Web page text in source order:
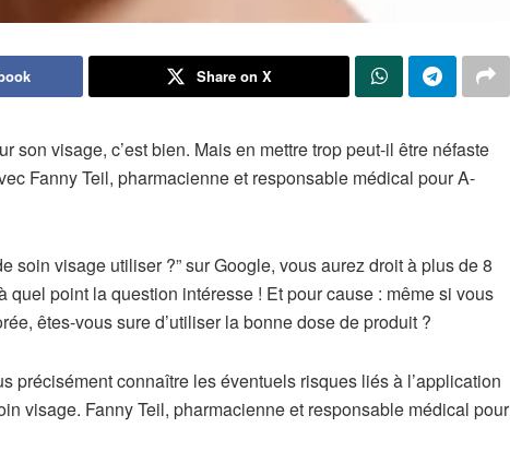
Share on X
son visage, c’est bien. Mais en mettre trop peut-il être néfaste
Fanny Teil, pharmacienne et responsable médical pour A-
soin visage utiliser ?” sur Google, vous aurez droit à plus de 8
quel point la question intéresse ! Et pour cause : même si vous
êtes-vous sure d’utiliser la bonne dose de produit ?
précisément connaître les éventuels risques liés à l’application
visage. Fanny Teil, pharmacienne et responsable médical pour